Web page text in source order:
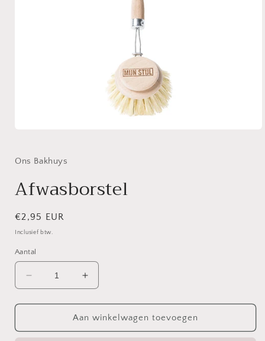
in
Ons Bakhuys
Afwasborstel
Normale
prijs
€2,95 EUR
Inclusief btw.
Aantal
Aantal
verlagen
voor
Afwasborstel
Aantal
verhogen
voor
Afwasborstel
Aan winkelwagen toevoegen